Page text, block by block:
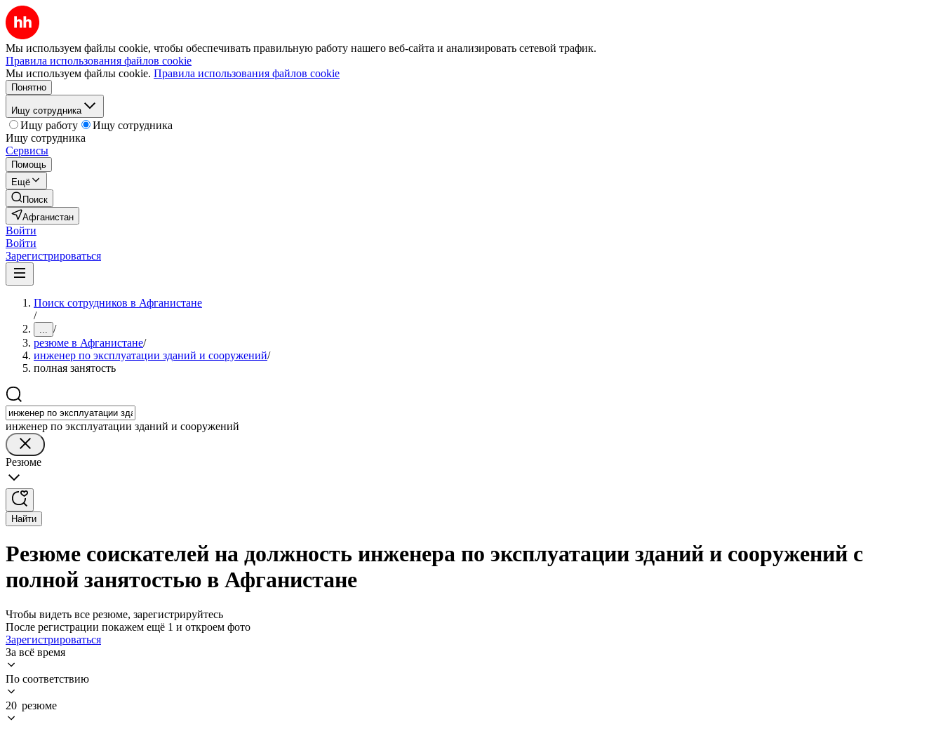
Мы используем файлы cookie, чтобы обеспечивать правильную работу нашего веб-сайта и анализировать сетевой трафик.
Правила использования файлов cookie
Мы используем файлы cookie. Правила использования файлов cookie
Понятно
Ищу сотрудника
Ищу работу
Ищу сотрудника
Ищу сотрудника
Сервисы
Помощь
Ещё
Поиск
Афганистан
Войти
Войти
Зарегистрироваться
Поиск сотрудников в Афганистане
/
... /
резюме в Афганистане/
инженер по эксплуатации зданий и сооружений/
полная занятость
инженер по эксплуатации зданий и сооружений
Резюме
Найти
Резюме соискателей на должность инженера по эксплуатации зданий и сооружений с
полной занятостью в Афганистане
Чтобы видеть все резюме, зарегистрируйтесь
После регистрации покажем ещё 1 и откроем фото
Зарегистрироваться
За всё время
По соответствию
20 резюме